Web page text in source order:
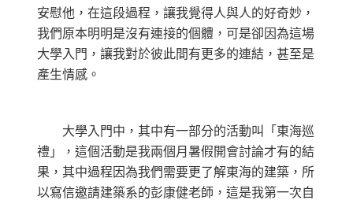
安慰他，在這段過程，讓我覺得人與人的好奇妙，
我們原本明明是沒有連接的個體，可是卻因為這場
大學入門，讓我對於彼此間有更多的連結，甚至是
產生情感。
大學入門中，其中有一部分的活動叫「東海巡
禮」，這個活動是我兩個月暑假開會討論才有的結
果，其中過程因為我們需要更了解東海的建築，所
以寫信邀請建築系的彭康健老師，這是我第一次自